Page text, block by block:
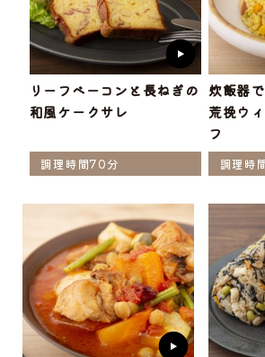
リーフベーコンと長ねぎの
和風ケークサレ
調理時間70分
炊飯器
荒挽ウ
フ
調理時